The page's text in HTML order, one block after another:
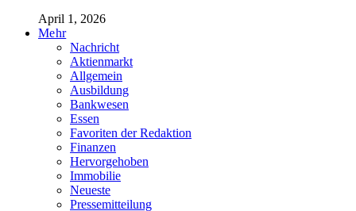
April 1, 2026
Mehr
Nachricht
Aktienmarkt
Allgemein
Ausbildung
Bankwesen
Essen
Favoriten der Redaktion
Finanzen
Hervorgehoben
Immobilie
Neueste
Pressemitteilung